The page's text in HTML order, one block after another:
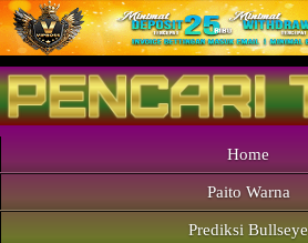
Home
Paito Warna
Prediksi Bullseye